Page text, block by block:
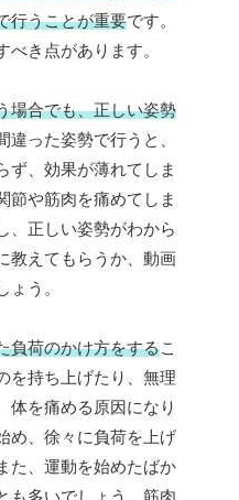
行うことが重要です。
き点があります。
場合でも、正しい姿勢
違った姿勢で行うと、
ず、効果が薄れてしま
節や筋肉を痛めてしま
、正しい姿勢がわから
教えてもらうか、動画
う。
負荷のかけ方をするこ
を持ち上げたり、無理
体を痛める原因になり
め、徐々に負荷を上げ
た、運動を始めたばか
も多いでしょう。筋肉